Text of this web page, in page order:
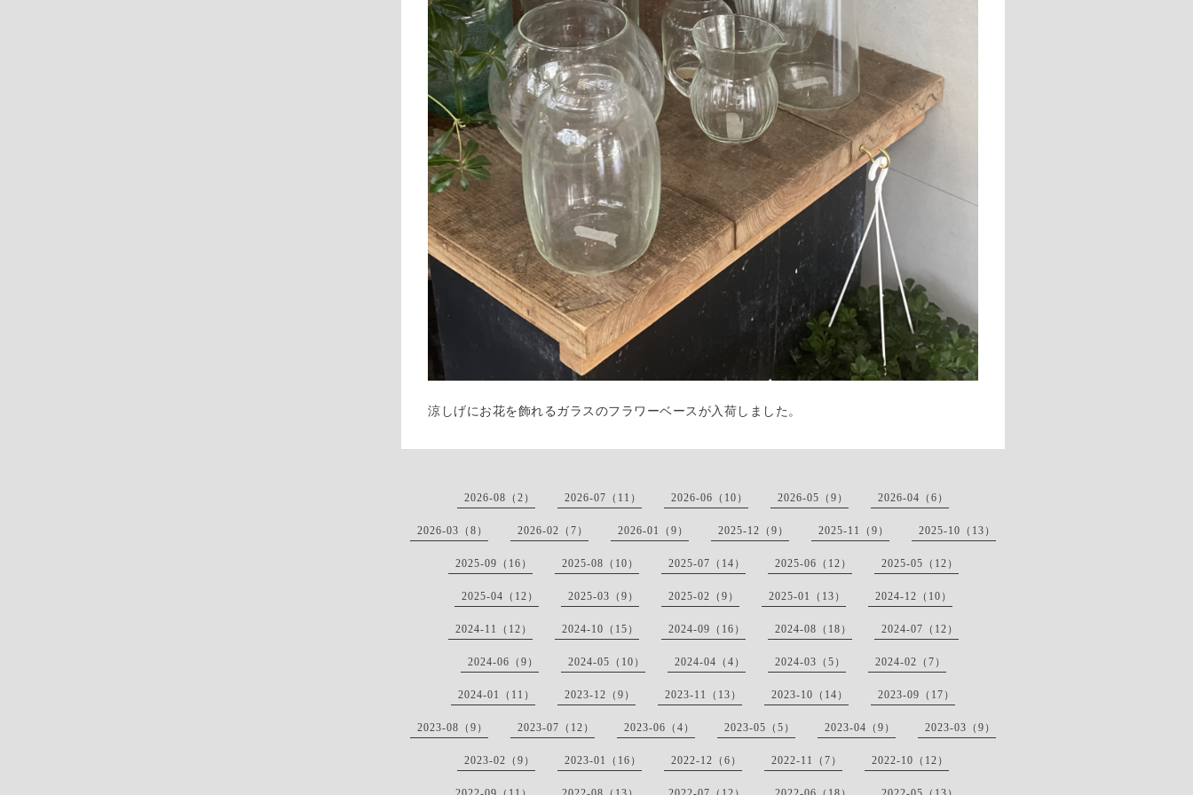
涼しげにお花を飾れるガラスのフラワーベースが入荷しました。
2026-08（2） 2026-07（11） 2026-06（10） 2026-05（9） 2026-04（6）
2026-03（8） 2026-02（7） 2026-01（9） 2025-12（9） 2025-11（9） 2025-10（13）
2025-09（16） 2025-08（10） 2025-07（14） 2025-06（12） 2025-05（12）
2025-04（12） 2025-03（9） 2025-02（9） 2025-01（13） 2024-12（10）
2024-11（12） 2024-10（15） 2024-09（16） 2024-08（18） 2024-07（12）
2024-06（9） 2024-05（10） 2024-04（4） 2024-03（5） 2024-02（7）
2024-01（11） 2023-12（9） 2023-11（13） 2023-10（14） 2023-09（17）
2023-08（9） 2023-07（12） 2023-06（4） 2023-05（5） 2023-04（9） 2023-03（9）
2023-02（9） 2023-01（16） 2022-12（6） 2022-11（7） 2022-10（12）